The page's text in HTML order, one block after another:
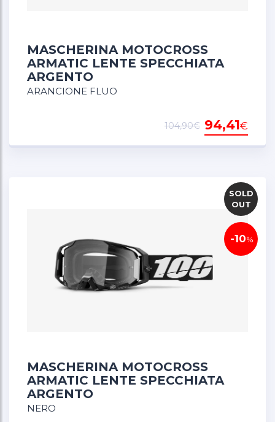
MASCHERINA MOTOCROSS
ARMATIC LENTE SPECCHIATA
ARGENTO
ARANCIONE FLUO
94,41€
104,90€
MASCHERINA MOTOCROSS
ARMATIC LENTE SPECCHIATA
ARGENTO
NERO
SOLD
OUT
-10%